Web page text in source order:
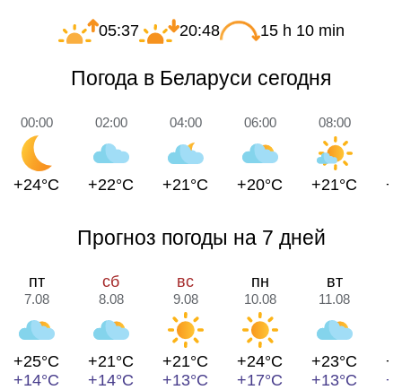
05:37 20:48 15 h 10 min
Погода в Беларуси сегодня
00:00
+24°C
02:00
+22°C
04:00
+21°C
06:00
+20°C
08:00
+21°C
Прогноз погоды на 7 дней
пт
7.08
+25°C
+14°C
сб
8.08
+21°C
+14°C
вс
9.08
+21°C
+13°C
пн
10.08
+24°C
+17°C
вт
11.08
+23°C
+13°C